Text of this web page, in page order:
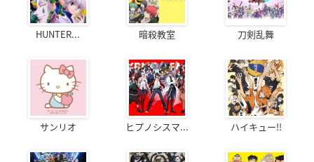
HUNTER... 暗殺教室 刀剣乱舞
サンリオ ヒプノシスマ... ハイキュー!!